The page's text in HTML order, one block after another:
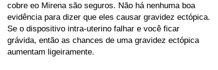
cobre eo Mirena são seguros. Não há nenhuma boa
evidência para dizer que eles causar gravidez ectópica.
Se o dispositivo intra-uterino falhar e você ficar
grávida, então as chances de uma gravidez ectópica
aumentam ligeiramente.